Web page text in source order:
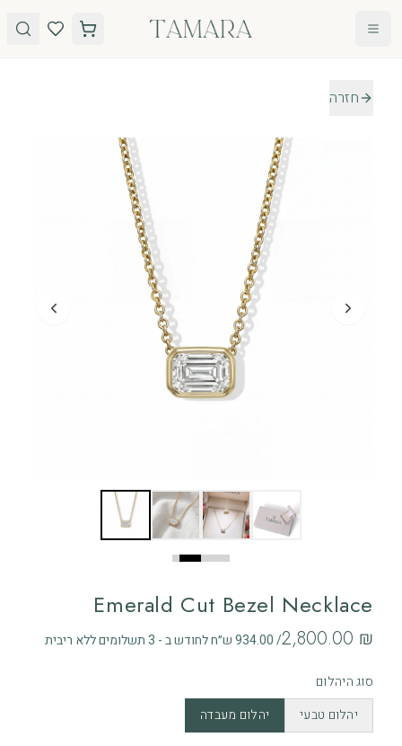
שרשראות
צמידים
חזרה
Emerald Cut Bezel Necklace
‏2,800.00 ₪ / 934.00 ש״ח לחודש ב - 3 תשלומים ללא ריבית
סוג היהלום
יהלום טבעי
יהלום מעבדה